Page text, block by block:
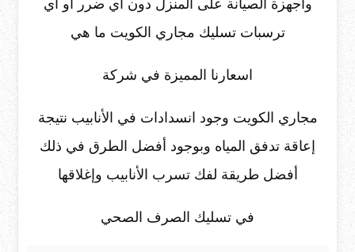
وأجهزة الصيانة على المنزل دون أي ضرر أو أي
ترسبات تسليك مجاري الكويت ما هي
اسعارنا المميزة في شركة
مجاري الكويت وجود انسدادات في الأنابيب نتيجة
إعاقة تدفق المياه وبوجود أفضل الطرق في ذلك
أفضل طريقة لفك تسرب الأنابيب وإغلاقها
في تسليك الصرف الصحي